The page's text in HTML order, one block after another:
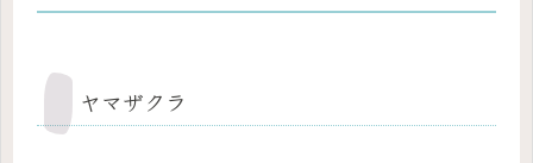
ヤマザクラ